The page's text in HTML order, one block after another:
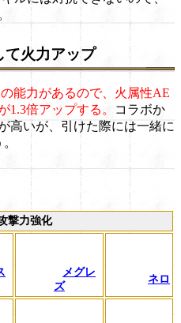
て火力アップ
の能力があるので、火属性AE
1.3倍アップする。
コラボか
高いが、引けた際には一緒に
撃力強化
メグレ
ズ
ネロ